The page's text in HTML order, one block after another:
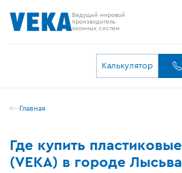
Ведущий мировой
производитель
оконных систем
Калькулятор
Главная
Где купить
(VEKA) в городе Лысьва